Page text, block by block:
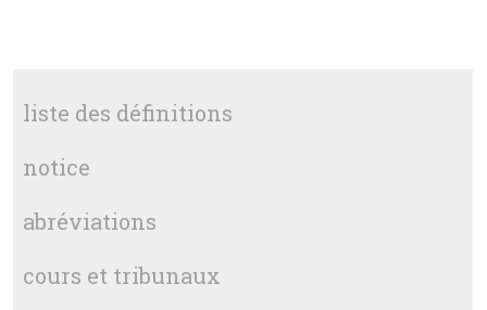
liste des définitions
notice
abréviations
cours et tribunaux